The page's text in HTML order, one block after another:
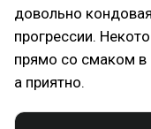
довольно
прогрессии.
прямо со смаком в
а приятно.